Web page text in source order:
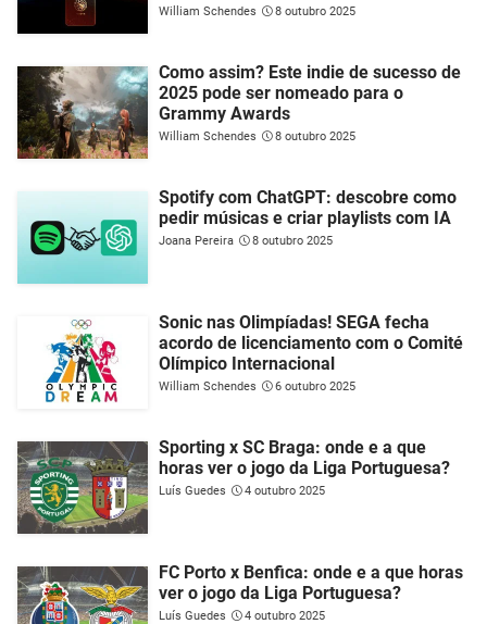
William Schendes 8 outubro 2025
Como assim? Este indie de sucesso de
2025 pode ser nomeado para o
Grammy Awards
William Schendes 8 outubro 2025
Spotify com ChatGPT: descobre como
pedir músicas e criar playlists com IA
Joana Pereira 8 outubro 2025
Sonic nas Olimpíadas! SEGA fecha
acordo de licenciamento com o Comité
Olímpico Internacional
William Schendes 6 outubro 2025
Sporting x SC Braga: onde e a que
horas ver o jogo da Liga Portuguesa?
Luís Guedes 4 outubro 2025
FC Porto x Benfica: onde e a que horas
ver o jogo da Liga Portuguesa?
Luís Guedes 4 outubro 2025